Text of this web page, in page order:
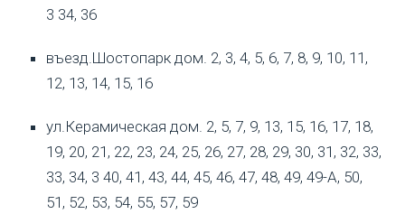
3 34, 36
въезд.Шостопарк дом. 2, 3, 4, 5, 6, 7, 8, 9, 10, 11,
12, 13, 14, 15, 16
ул.Керамическая дом. 2, 5, 7, 9, 13, 15, 16, 17, 18,
19, 20, 21, 22, 23, 24, 25, 26, 27, 28, 29, 30, 31, 32, 33,
33, 34, 3 40, 41, 43, 44, 45, 46, 47, 48, 49, 49-А, 50,
51, 52, 53, 54, 55, 57, 59